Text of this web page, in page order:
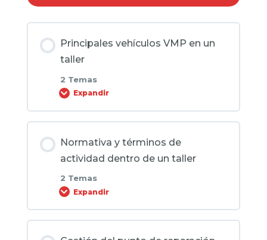
Principales vehículos VMP en un
taller
2 Temas
Expandir
0% COMPLETADO 0/2 pasos
Descripción de los distintos tipos de
vehículos de movilidad personal (VMP)
en un taller y sus características
Normativa y términos de
actividad dentro de un taller
2 Temas
Expandir